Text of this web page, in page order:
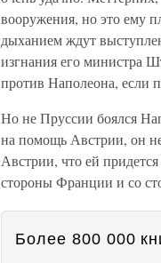
вооружения, но это ему
дыханием ждут
изгнания его министра
против Наполеона, если
Но не Пруссии боялся
на помощь Австрии, он
Австрии, что ей
стороны Франции и со
Более 800 000